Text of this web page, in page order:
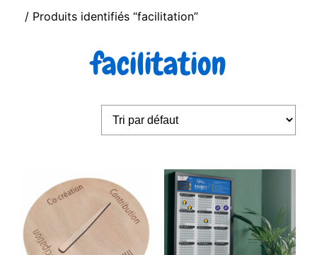
/ Produits identifiés “facilitation”
facilitation